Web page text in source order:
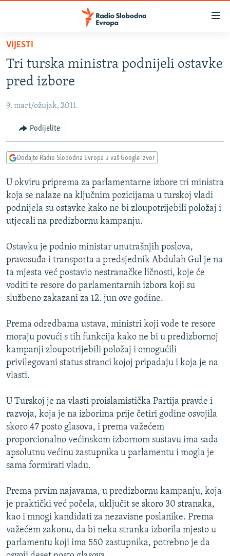
Pređite
glavni
sadržaj
Pređite
na
navigaciju
Pređite
na
BOSNA I HERCEGOVINA
SRBIJA
KOSOVO
CRNA GORA
VIDEO
FOTOGALERIJE
INFOGRAFIKE
PODCASTI
RAT U UKRAJINI
KINA NA BALKANU
RSE PRIČE IZ SVIJETA
ISPRIČAJ MI
DNEVNO@RSE
SPECIJALI RSE
VIŠE OD NASLOVA
POPLAVE I KLIZIŠTA U BIH 2024.
TV LIBERTY
POST SCRIPTUM
TRI DECENIJE OD RATA U BIH
SVE KARTE DEJTONA
NASTANAK I RASPAD JUGOSLAVIJE
Sve RFE/RL stranice
VIJESTI
Tri turska ministra podnijeli ostavke
pred izbore
9. mart/ožujak, 2011.
Podijelite
Dodajte Radio Slobodna Evropa u vaš Google izvor
U okviru priprema za parlamentarne izbore tri ministra
koja se nalaze na ključnim pozicijama u turskoj vladi
podnijela su ostavke kako ne bi zloupotrijebili položaj i
utjecali na predizbornu kampanju.
Ostavku je podnio ministar unutrašnjih poslova,
pravosuđa i transporta a predsjednik Abdulah Gul je na
ta mjesta već postavio nestranačke ličnosti, koje će
voditi te resore do parlamentarnih izbora koji su
službeno zakazani za 12. jun ove godine.
Prema odredbama ustava, ministri koji vode te resore
moraju povući s tih funkcija kako ne bi u predizbornoj
kampanji zloupotrijebili položaj i omogućili
privilegovani status stranci kojoj pripadaju i koja je na
vlasti.
U Turskoj je na vlasti proislamistička Partija pravde i
razvoja, koja je na izborima prije četiri godine osvojila
skoro 47 posto glasova, i prema važećem
proporcionalno većinskom izbornom sustavu ima sada
apsolutnu većinu zastupnika u parlamentu i mogla je
sama formirati vladu.
Prema prvim najavama, u predizbornu kampanju, koja
je praktički već počela, uključit se skoro 30 stranaka,
kao i mnogi kandidati za nezavisne poslanike. Prema
važećem zakonu, da bi neka stranka izborila mjesto u
parlamentu koji ima 550 zastupnika, potrebno je da